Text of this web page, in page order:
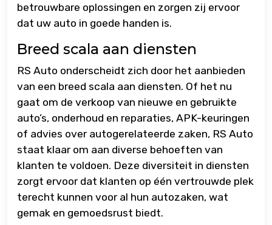
betrouwbare oplossingen en zorgen zij ervoor
dat uw auto in goede handen is.
Breed scala aan diensten
RS Auto onderscheidt zich door het aanbieden
van een breed scala aan diensten. Of het nu
gaat om de verkoop van nieuwe en gebruikte
auto’s, onderhoud en reparaties, APK-keuringen
of advies over autogerelateerde zaken, RS Auto
staat klaar om aan diverse behoeften van
klanten te voldoen. Deze diversiteit in diensten
zorgt ervoor dat klanten op één vertrouwde plek
terecht kunnen voor al hun autozaken, wat
gemak en gemoedsrust biedt.